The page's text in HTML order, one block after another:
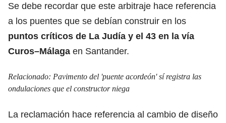
Se debe recordar que este arbitraje hace referencia
a los puentes que se debían construir en los
puntos críticos de La Judía y el 43 en la vía
Curos–Málaga en Santander.
Relacionado: Pavimento del 'puente acordeón' sí registra las
ondulaciones que el constructor niega
La reclamación hace referencia al cambio de diseño